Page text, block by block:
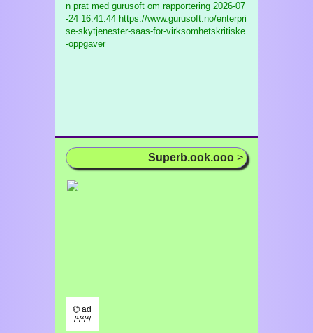
n prat med gurusoft om rapportering 2026-07
-24 16:41:44 https://www.gurusoft.no/enterpri
se-skytjenester-saas-for-virksomhetskritiske
-oppgaver
Superb.ook.ooo >
⌬ ad
/¹/²/³/